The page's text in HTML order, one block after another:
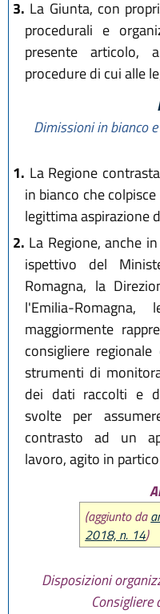
3. La Giunta, con
procedurali e
presente articolo,
procedure di cui alle
Dimissioni in bianco
1. La Regione
in bianco che
legittima aspirazione
2. La Regione, anche
ispettivo del
Romagna, la
l'Emilia-Romagna,
maggiormente
consigliere
strumenti di
dei dati raccolti e
svolte per
contrasto ad un
lavoro, agito in
(aggiunto da
2018, n. 14)
Disposizioni